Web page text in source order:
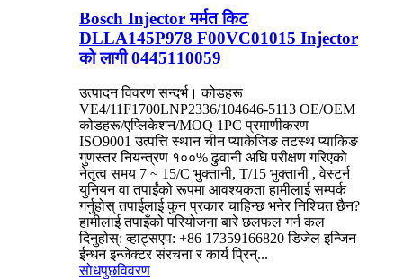
Bosch Injector मर्मत किट
DLLA145P978 F00VC01015 Injector
को लागी 0445110059
उत्पादन विवरण सन्दर्भ। कोडहरू
VE4/11F1700LNP2336/104646-5113 OE/OEM
कोडहरू/एप्लिकेशन/MOQ 1PC प्रमाणीकरण
ISO9001 उत्पत्ति स्थान चीन प्याकेजिङ तटस्थ प्याकिङ
गुणस्तर नियन्त्रण १००% ढुवानी अघि परीक्षण गरिएको
नेतृत्व समय 7 ~ 15/C भुक्तानी, T/15 भुक्तानी , वेस्टर्न
युनियन वा तपाईंको रूपमा आवश्यकता हामीलाई सम्पर्क
गर्नुहोस् तपाईलाई कुन प्रकार चाहिन्छ भनेर निश्चित छैन?
हामीलाई तपाइँको परियोजना बारे छलफल गर्न कल
दिनुहोस्: व्हाट्सएप: +86 17359166820 डिजेल इन्जिन
ईन्धन इन्जेक्टर संरचना र कार्य प्रिन्...
सोधपुछविवरण